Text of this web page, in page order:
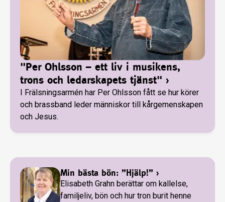
"Per Ohlsson – ett liv i musikens,
trons och ledarskapets tjänst" ›
I Frälsningsarmén har Per Ohlsson fått se hur körer
och brassband leder människor till kårgemenskapen
och Jesus.
Min bästa bön: ”Hjälp!” ›
Elisabeth Grahn berättar om kallelse,
familjeliv, bön och hur tron burit henne